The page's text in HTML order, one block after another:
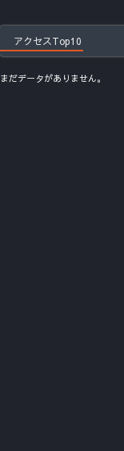
アクセスTop10
まだデータがありません。